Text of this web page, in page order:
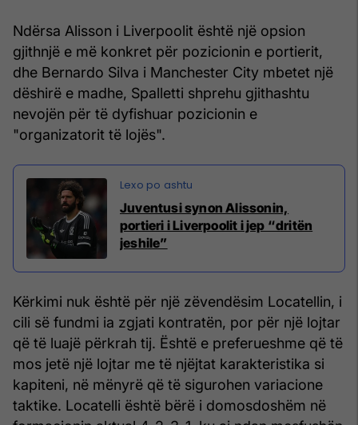
Ndërsa Alisson i Liverpoolit është një opsion
gjithnjë e më konkret për pozicionin e portierit,
dhe Bernardo Silva i Manchester City mbetet një
dëshirë e madhe, Spalletti shprehu gjithashtu
nevojën për të dyfishuar pozicionin e
"organizatorit të lojës".
Juventusi synon Alissonin,
portieri i Liverpoolit i jep “dritën
jeshile”
Kërkimi nuk është për një zëvendësim Locatellin, i
cili së fundmi ia zgjati kontratën, por për një lojtar
që të luajë përkrah tij. Është e preferueshme që të
mos jetë një lojtar me të njëjtat karakteristika si
kapiteni, në mënyrë që të sigurohen variacione
taktike. Locatelli është bërë i domosdoshëm në